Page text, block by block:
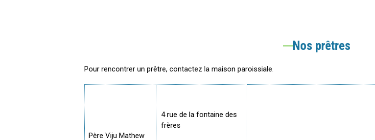
Nos prêtres
Pour rencontrer un prêtre, contactez la maison paroissiale.
Père Viju Mathew
4 rue de la fontaine des
frères